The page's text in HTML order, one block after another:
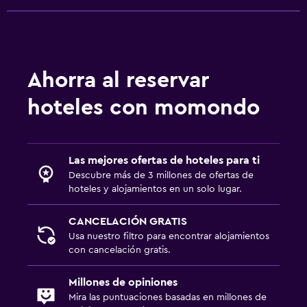
Ahorra al reservar
hoteles con momondo
Las mejores ofertas de hoteles para ti
Descubre más de 3 millones de ofertas de
hoteles y alojamientos en un solo lugar.
CANCELACIÓN GRATIS
Usa nuestro filtro para encontrar alojamientos
con cancelación gratis.
Millones de opiniones
Mira las puntuaciones basadas en millones de